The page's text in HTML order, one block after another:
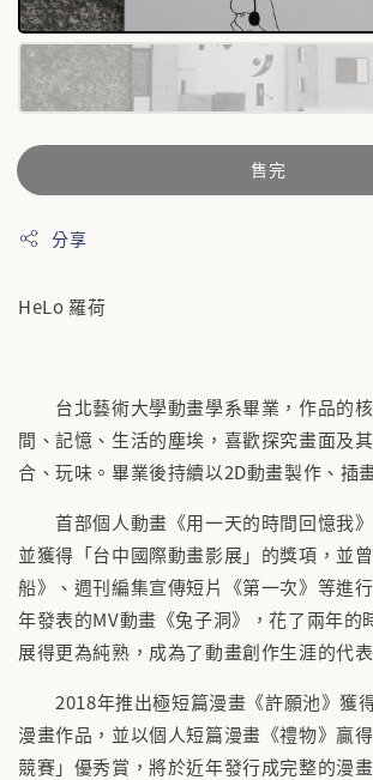
售完
分享
HeLo 羅荷
台北藝術大學動畫學系畢業，作品的
間、記憶、生活的塵埃，喜歡探究畫面及
合、玩味。畢業後持續以2D動畫製作、插
首部個人動畫《用一天的時間回憶我
並獲得「台中國際動畫影展」的獎項，並
船》、週刊編集宣傳短片《第一次》等進
年發表的MV動畫《兔子洞》，花了兩年的
展得更為純熟，成為了動畫創作生涯的代
2018年推出極短篇漫畫《許願池》獲
漫畫作品，並以個人短篇漫畫《禮物》贏
競賽」優秀賞，將於近年發行成完整的漫